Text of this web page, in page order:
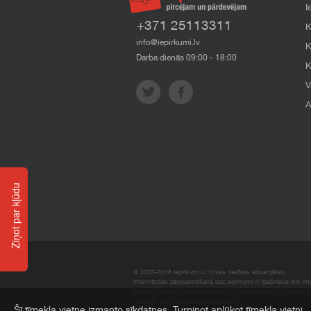
+371 25113311
info@iepirkumi.lv
Darba dienās 09:00 - 18:00
© 2007–2018 Iepirkumi.lv. Visas tiesības aizsargātas.
Informācijas pārpublicēšana bez iepirkumi.lv īpašnieka SIA
Ziņot par kļūdu